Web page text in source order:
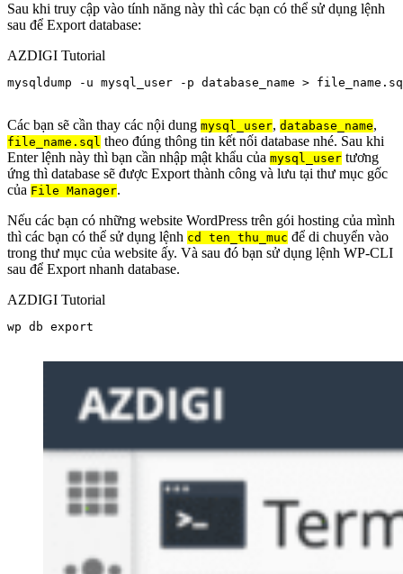
Sau khi truy cập vào tính năng này thì các bạn có thể sử dụng lệnh
sau để Export database:
AZDIGI Tutorial
mysqldump -u mysql_user -p database_name >
Các bạn sẽ cần thay các nội dung mysql_user, database_name,
file_name.sql theo đúng thông tin kết nối database nhé. Sau khi
Enter lệnh này thì bạn cần nhập mật khẩu của mysql_user tương
ứng thì database sẽ được Export thành công và lưu tại thư mục gốc
của File Manager.
Nếu các bạn có những website WordPress trên gói hosting của mình
thì các bạn có thể sử dụng lệnh cd ten_thu_muc để di chuyển vào
trong thư mục của website ấy. Và sau đó bạn sử dụng lệnh WP-CLI
sau để Export nhanh database.
AZDIGI Tutorial
wp db export